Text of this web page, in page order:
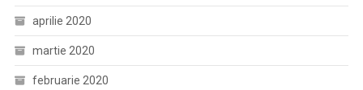
aprilie 2020
martie 2020
februarie 2020